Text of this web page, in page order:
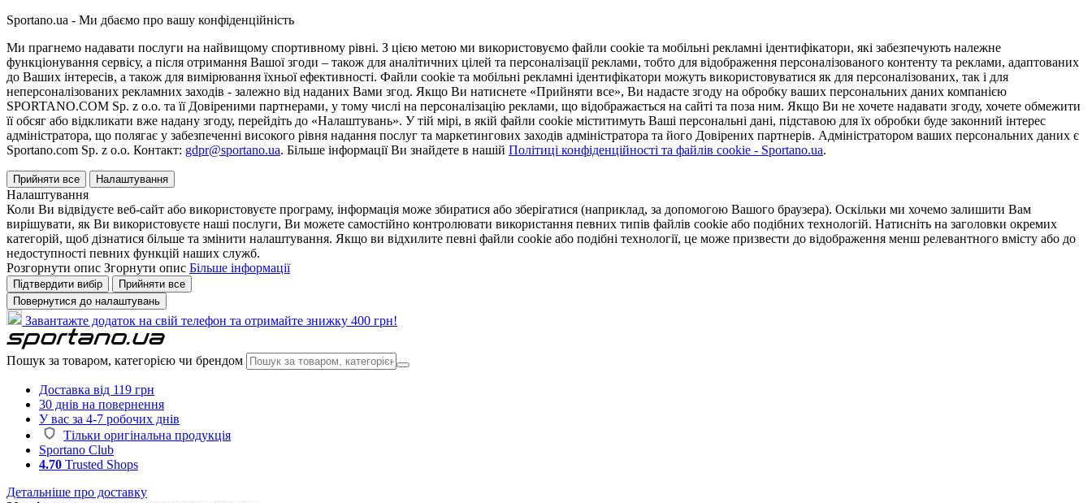
Sportano.ua - Ми дбаємо про вашу конфіденційність
Ми прагнемо надавати послуги на найвищому спортивному рівні. З цією метою ми використовуємо файли cookie та мобільні рекламні ідентифікатори, які забезпечують належне
функціонування сервісу, а після отримання Вашої згоди – також для аналітичних цілей та персоналізації реклами, тобто для відображення персоналізованого контенту та реклами, адаптованих
до Ваших інтересів, а також для вимірювання їхньої ефективності. Файли cookie та мобільні рекламні ідентифікатори можуть використовуватися як для персоналізованих, так і для
неперсоналізованих рекламних заходів - залежно від наданих Вами згод. Якщо Ви натиснете «Прийняти все», Ви надасте згоду на обробку ваших персональних даних компанією
SPORTANO.COM Sp. z o.o. та її Довіреними партнерами, у тому числі на персоналізацію реклами, що відображається на сайті та поза ним. Якщо Ви не хочете надавати згоду, хочете обмежити
її обсяг або відкликати вже надану згоду, перейдіть до «Налаштувань». У тій мірі, в якій файли cookie міститимуть Ваші персональні дані, підставою для їх обробки буде законний інтерес
адміністратора, що полягає у забезпеченні високого рівня надання послуг та маркетингових заходів адміністратора та його Довірених партнерів. Адміністратором ваших персональних даних є
Sportano.com Sp. z o.o. Контакт: gdpr@sportano.ua. Більше інформації Ви знайдете в нашій Політиці конфіденційності та файлів cookie - Sportano.ua.
Прийняти все Налаштування
Налаштування
Коли Ви відвідуєте веб-сайт або використовуєте програму, інформація може збиратися або зберігатися (наприклад, за допомогою Вашого браузера). Оскільки ми хочемо залишити Вам
вирішувати, як Ви використовуєте наші послуги, Ви можете самостійно контролювати використання певних типів файлів cookie або подібних технологій. Натисніть на заголовки окремих
категорій, щоб дізнатися більше та змінити налаштування. Якщо ви відхилите певні файли cookie або подібні технології, це може призвести до відображення менш релевантного вмісту або до
недоступності певних функцій наших служб.
Розгорнути опис Згорнути опис Більше інформації
Підтвердити вибір
Прийняти все
Повернутися до налаштувань
Завантажте додаток на свій телефон та отримайте знижку 400 грн!
Пошук за товаром, категорією чи брендом
Доставка від 119 грн
30 днів на повернення
У вас за 4-7 робочих днів
Тільки оригінальна продукція
Sportano Club
4.70 Trusted Shops
Детальніше про доставку